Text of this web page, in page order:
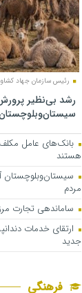
رئیس سازمان جهاد
رشد بی‌نظیر
بانک‌های عامل
هستند
سیستان‌وبلوچستان
مردم
ساماندهی تجارت
ارتقای خدمات
جدید
فرهنگی